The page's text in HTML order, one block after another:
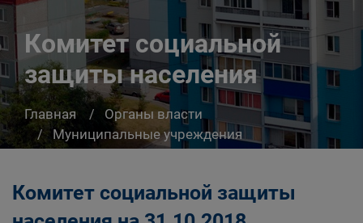
Комитет социальной
защиты населения
Главная
Органы власти
Муниципальные учреждения
Комитет социальной защиты населения
Комитет социальной защиты